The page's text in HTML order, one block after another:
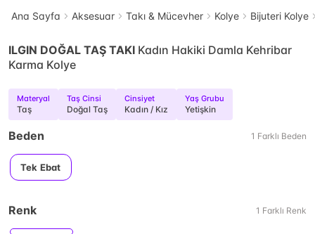
Ana Sayfa Aksesuar Takı & Mücevher Kolye Bijuteri Kolye
ILGIN DOĞAL TAŞ TAKI Kadın Hakiki Damla Kehribar
Karma Kolye
Materyal
Taş
Taş Cinsi
Doğal Taş
Cinsiyet
Kadın / Kız
Yaş Grubu
Yetişkin
Beden 1 Farklı Beden
Tek Ebat
Renk 1 Farklı Renk